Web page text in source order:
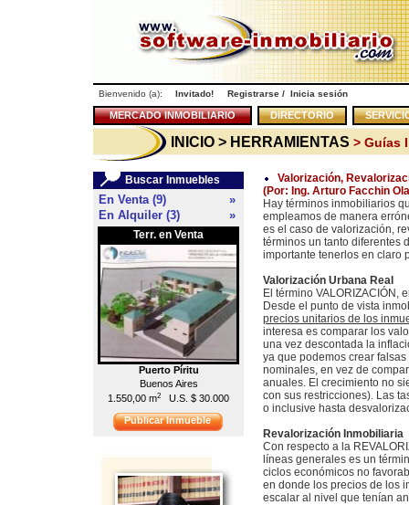
Bienvenido (a): Invitado! Registrarse / Inicia sesión
MERCADO INMOBILIARIO DIRECTORIO
INICIO > HERRAMIENTAS > Guías
Buscar Inmuebles
En Venta (9)
»
En Alquiler (3)
»
Terr. en Venta
Puerto Píritu
Buenos Aires
1.550,00 m2 U.S. $ 30.000
Local en Venta
Caracas
Chacao
55,00 m2 U.S. $ 176.000
Publicar Inmueble
Valorización,
(Por: Ing. Arturo Facchin
Hay términos inmobiliarios
empleamos de manera
es el caso de valorización,
términos un tanto diferentes
importante tenerlos en claro
Valorización Urbana Real
El término VALORIZACIÓN,
Desde el punto de vista
precios unitarios de los
interesa es comparar los
una vez descontada la
ya que podemos crear
nominales, en vez de
anuales. El crecimiento no
con sus restricciones). Las
o inclusive hasta
Revalorización Inmobiliaria
Con respecto a la
líneas generales es un
ciclos económicos no
en donde los precios de los
escalar al nivel que tenían